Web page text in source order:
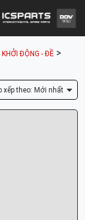
KHỞI ĐỘNG - ĐỀ >
xếp theo: Mới nhất